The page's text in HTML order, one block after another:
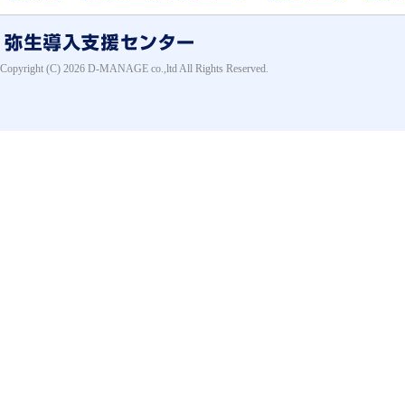
Copyright (C) 2026 D-MANAGE co.,ltd All Rights Reserved.